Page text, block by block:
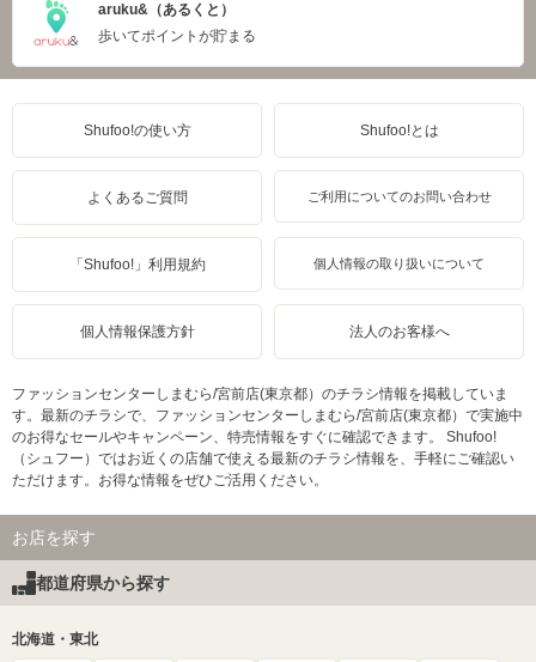
aruku&（あるくと）
歩いてポイントが貯まる
Shufoo!の使い方 Shufoo!とは
よくあるご質問 ご利用についてのお問い合わせ
「Shufoo!」利用規約 個人情報の取り扱いについて
個人情報保護方針 法人のお客様へ
ファッションセンターしまむら/宮前店(東京都）のチラシ情報を掲載していま
す。最新のチラシで、ファッションセンターしまむら/宮前店(東京都）で実施中
のお得なセールやキャンペーン、特売情報をすぐに確認できます。 Shufoo!
（シュフー）ではお近くの店舗で使える最新のチラシ情報を、手軽にご確認い
ただけます。お得な情報をぜひご活用ください。
お店を探す
都道府県から探す
北海道・東北